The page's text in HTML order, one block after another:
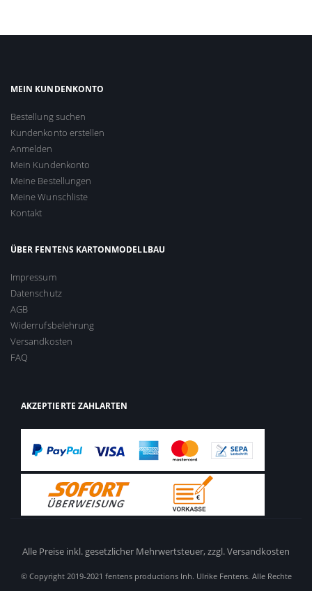
MEIN KUNDENKONTO
Bestellung suchen
Kundenkonto erstellen
Anmelden
Mein Kundenkonto
Meine Bestellungen
Meine Wunschliste
Kontakt
ÜBER FENTENS KARTONMODELLBAU
Impressum
Datenschutz
AGB
Widerrufsbelehrung
Versandkosten
FAQ
AKZEPTIERTE ZAHLARTEN
Alle Preise inkl. gesetzlicher Mehrwertsteuer,zzgl. Versandkosten
© Copyright 2019-2021 fentens productions Inh. Ulrike Fentens. Alle Rechte